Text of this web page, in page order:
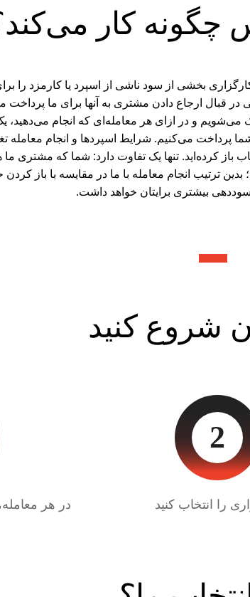
چگونه کار
بخشی از سود ناشی از اسپرد یا کارمزد را
قبال ارجاع دادن مشتری به آنها برای ما پرداخت
و در ازای هر معامله‌ای که انجام می‌دهید،
پرداخت می‌کنیم. شرایط اسپردها و انجام معامله
باز کرده‌اید. تنها یک تفاوت دارد: شما که مشتری ما
ترتیب انجام معامله با ما در مقایسه با باز
بیشتری برایتان خواهد داشت.
شروع کنید
2
را انتخاب کنید در هر